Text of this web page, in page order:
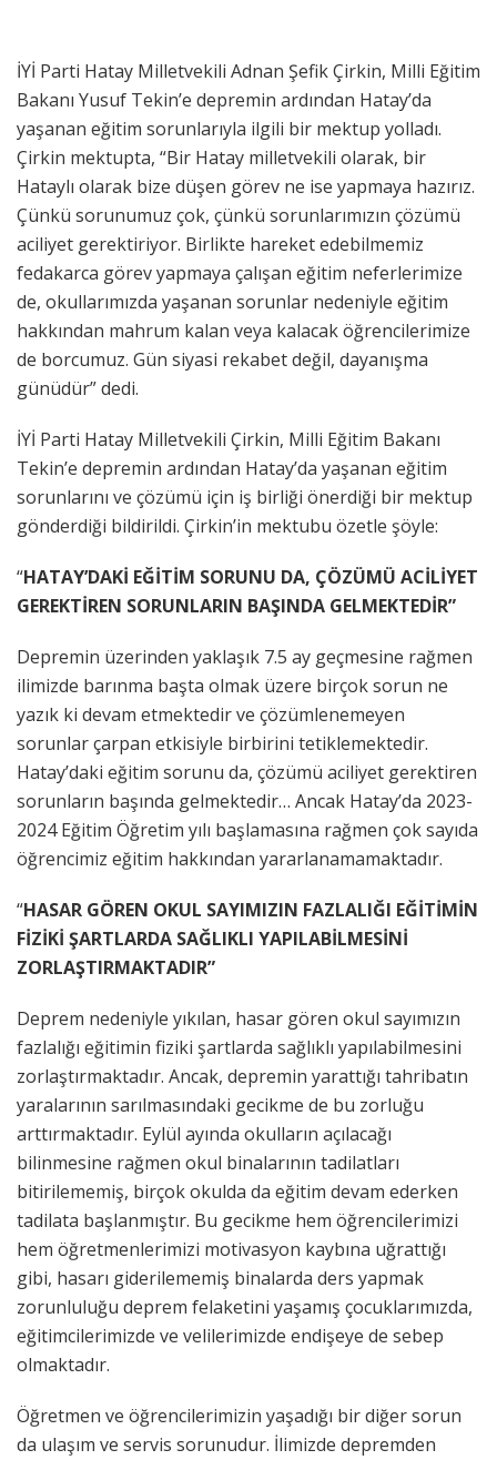
İYİ Parti Hatay Milletvekili Adnan Şefik Çirkin, Milli Eğitim
Bakanı Yusuf Tekin’e depremin ardından Hatay’da
yaşanan eğitim sorunlarıyla ilgili bir mektup yolladı.
Çirkin mektupta, “Bir Hatay milletvekili olarak, bir
Hataylı olarak bize düşen görev ne ise yapmaya hazırız.
Çünkü sorunumuz çok, çünkü sorunlarımızın çözümü
aciliyet gerektiriyor. Birlikte hareket edebilmemiz
fedakarca görev yapmaya çalışan eğitim neferlerimize
de, okullarımızda yaşanan sorunlar nedeniyle eğitim
hakkından mahrum kalan veya kalacak öğrencilerimize
de borcumuz. Gün siyasi rekabet değil, dayanışma
günüdür” dedi.
İYİ Parti Hatay Milletvekili Çirkin, Milli Eğitim Bakanı
Tekin’e depremin ardından Hatay’da yaşanan eğitim
sorunlarını ve çözümü için iş birliği önerdiği bir mektup
gönderdiği bildirildi. Çirkin’in mektubu özetle şöyle:
“HATAY’DAKİ EĞİTİM SORUNU DA, ÇÖZÜMÜ ACİLİYET
GEREKTİREN SORUNLARIN BAŞINDA GELMEKTEDİR”
Depremin üzerinden yaklaşık 7.5 ay geçmesine rağmen
ilimizde barınma başta olmak üzere birçok sorun ne
yazık ki devam etmektedir ve çözümlenemeyen
sorunlar çarpan etkisiyle birbirini tetiklemektedir.
Hatay’daki eğitim sorunu da, çözümü aciliyet gerektiren
sorunların başında gelmektedir… Ancak Hatay’da 2023-
2024 Eğitim Öğretim yılı başlamasına rağmen çok sayıda
öğrencimiz eğitim hakkından yararlanamamaktadır.
“HASAR GÖREN OKUL SAYIMIZIN FAZLALIĞI EĞİTİMİN
FİZİKİ ŞARTLARDA SAĞLIKLI YAPILABİLMESİNİ
ZORLAŞTIRMAKTADIR”
Deprem nedeniyle yıkılan, hasar gören okul sayımızın
fazlalığı eğitimin fiziki şartlarda sağlıklı yapılabilmesini
zorlaştırmaktadır. Ancak, depremin yarattığı tahribatın
yaralarının sarılmasındaki gecikme de bu zorluğu
arttırmaktadır. Eylül ayında okulların açılacağı
bilinmesine rağmen okul binalarının tadilatları
bitirilememiş, birçok okulda da eğitim devam ederken
tadilata başlanmıştır. Bu gecikme hem öğrencilerimizi
hem öğretmenlerimizi motivasyon kaybına uğrattığı
gibi, hasarı giderilememiş binalarda ders yapmak
zorunluluğu deprem felaketini yaşamış çocuklarımızda,
eğitimcilerimizde ve velilerimizde endişeye de sebep
olmaktadır.
Öğretmen ve öğrencilerimizin yaşadığı bir diğer sorun
da ulaşım ve servis sorunudur. İlimizde depremden